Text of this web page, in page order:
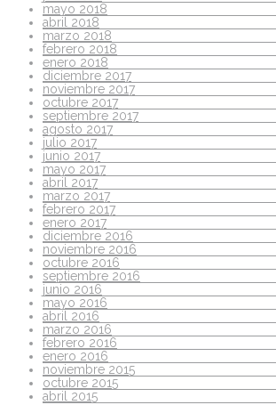
mayo 2018
abril 2018
marzo 2018
febrero 2018
enero 2018
diciembre 2017
noviembre 2017
octubre 2017
septiembre 2017
agosto 2017
julio 2017
junio 2017
mayo 2017
abril 2017
marzo 2017
febrero 2017
enero 2017
diciembre 2016
noviembre 2016
octubre 2016
septiembre 2016
junio 2016
mayo 2016
abril 2016
marzo 2016
febrero 2016
enero 2016
noviembre 2015
octubre 2015
abril 2015